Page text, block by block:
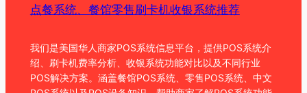
点餐系统、餐馆零售刷卡机收银系统推荐
我们是美国华人商家POS系统信息平台，提供POS系统介
绍、刷卡机费率分析、收银系统功能对比以及不同行业
POS解决方案。涵盖餐馆POS系统、零售POS系统、中文